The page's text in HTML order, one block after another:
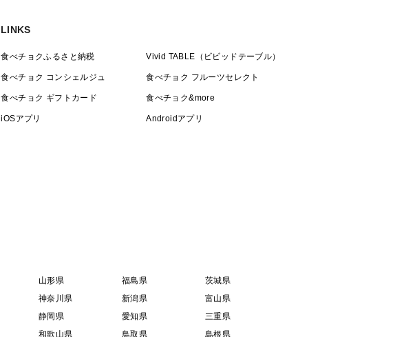
LINKS
食べチョクふるさと納税 Vivid TABLE（ビビッドテーブル）
食べチョク コンシェルジュ 食べチョク フルーツセレクト
食べチョク ギフトカード 食べチョク&more
iOSアプリ Androidアプリ
山形県 福島県
茨城県
神奈川県 新潟県
富山県
静岡県 愛知県
三重県
和歌山県 鳥取県 島根県